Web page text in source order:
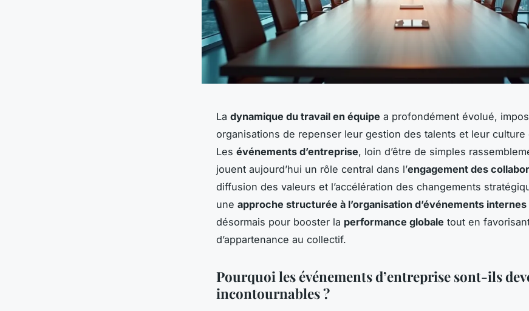
La dynamique du travail en équipe a profondément évolué,
organisations de repenser leur gestion des talents et leur culture
Les événements d’entreprise, loin d’être de simples
jouent aujourd’hui un rôle central dans l’engagement des
diffusion des valeurs et l’accélération des changements
une approche structurée à l’organisation d’événements internes
désormais pour booster la performance globale tout en
d’appartenance au collectif.
Pourquoi les événements d’entreprise sont-ils
incontournables ?